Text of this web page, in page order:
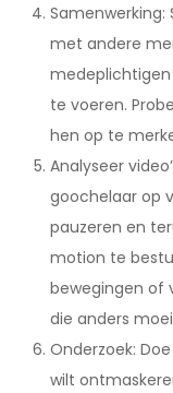
Samenwerking:
met andere
te voeren.
hen op te
Analyseer
goochelaar op
pauzeren en
motion te
bewegingen of
die anders
Onderzoek:
wilt